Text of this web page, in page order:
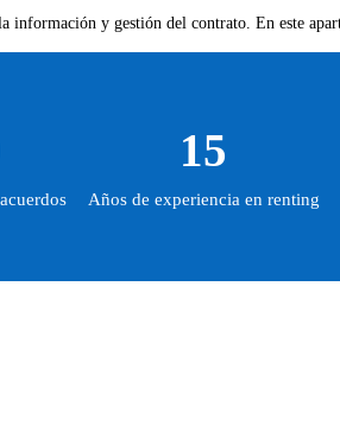
y gestión del contrato. En este
15
Años de experiencia en renting